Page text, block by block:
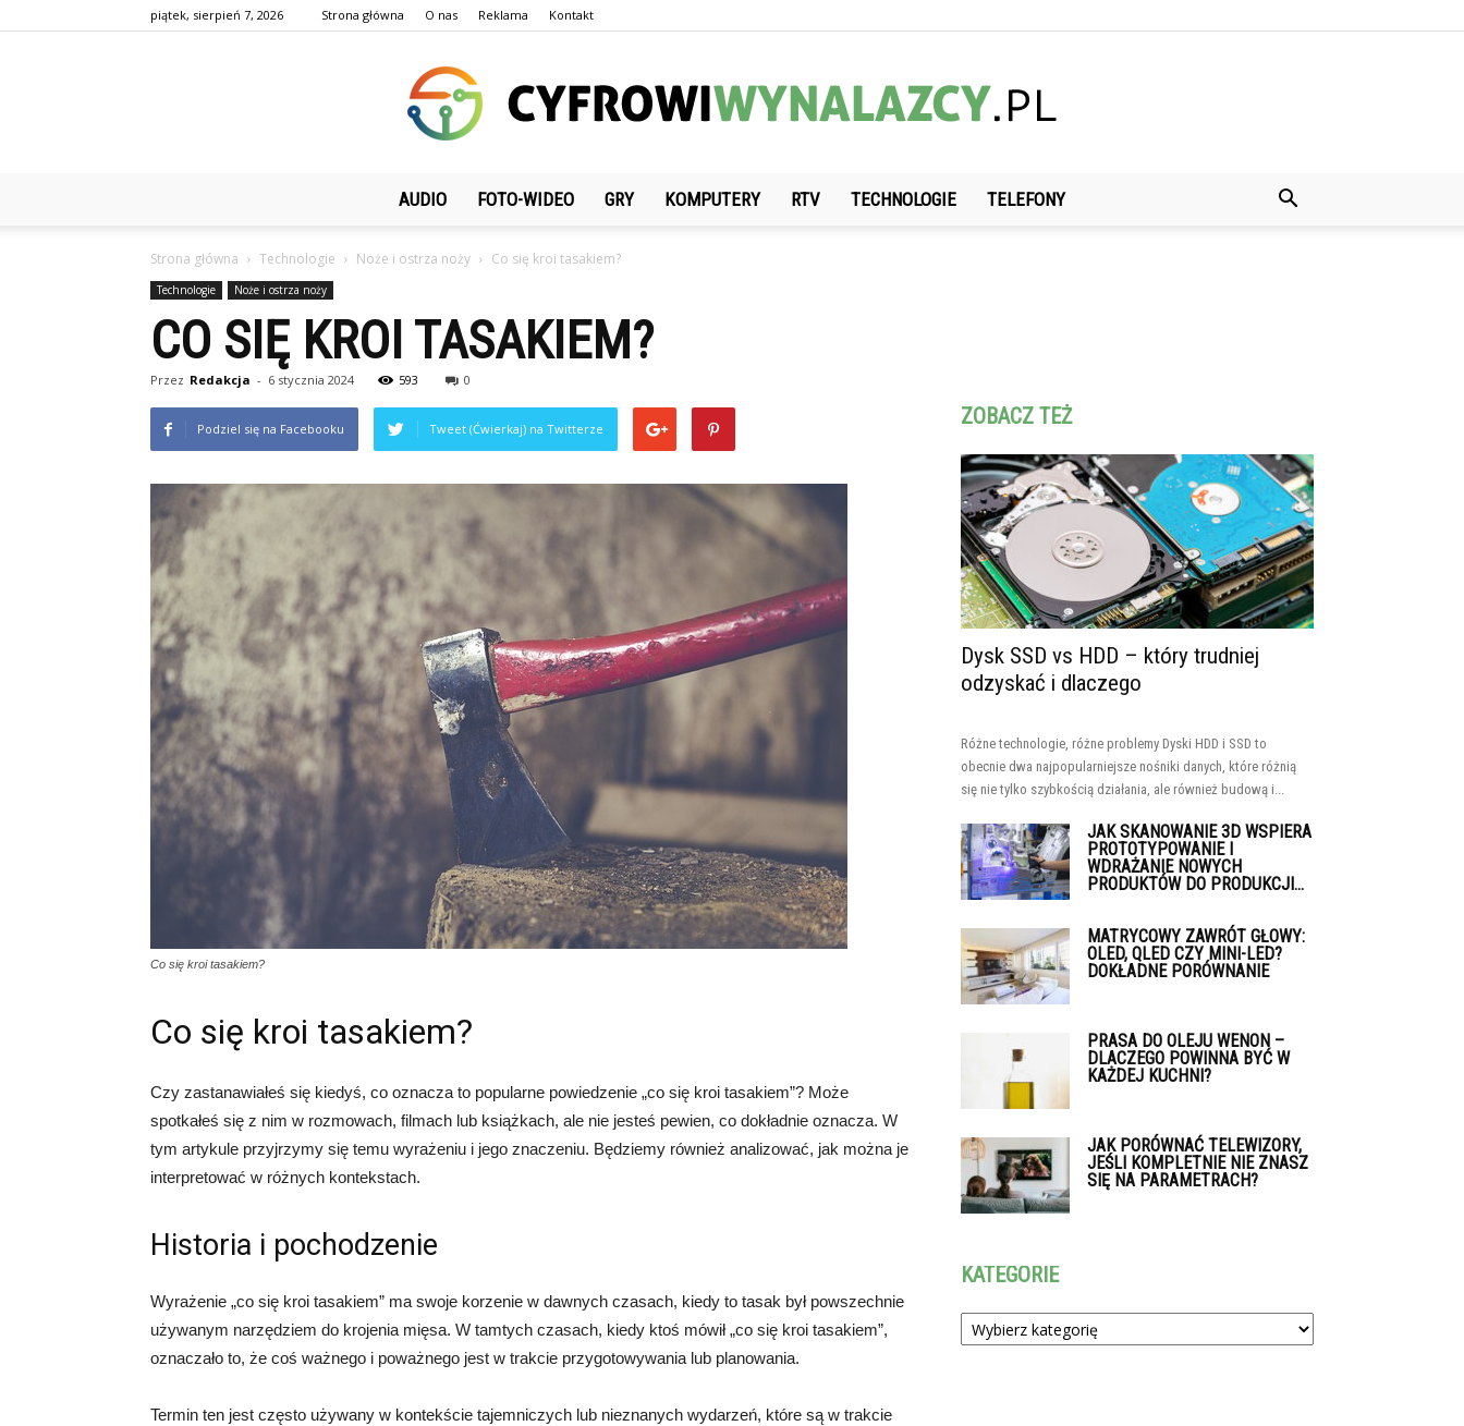
piątek, sierpień 7, 2026 Strona główna O nas Reklama Kontakt
CyfrowiWynalazcy.pl
AUDIO FOTO-WIDEO GRY KOMPUTERY RTV TECHNOLOGIE TELEFONY
Strona główna Technologie Noże i ostrza noży Co się kroi tasakiem?
Technologie Noże i ostrza noży
CO SIĘ KROI TASAKIEM?
Przez Redakcja - 6 stycznia 2024 593 0
Podziel się na Facebooku Tweet (Ćwierkaj) na Twitterze
Co się kroi tasakiem?
Co się kroi tasakiem?
Czy zastanawiałeś się kiedyś, co oznacza to popularne powiedzenie „co się kroi tasakiem”? Może
spotkałeś się z nim w rozmowach, filmach lub książkach, ale nie jesteś pewien, co dokładnie oznacza. W
tym artykule przyjrzymy się temu wyrażeniu i jego znaczeniu. Będziemy również analizować, jak można je
interpretować w różnych kontekstach.
Historia i pochodzenie
Wyrażenie „co się kroi tasakiem” ma swoje korzenie w dawnych czasach, kiedy to tasak był powszechnie
używanym narzędziem do krojenia mięsa. W tamtych czasach, kiedy ktoś mówił „co się kroi tasakiem”,
oznaczało to, że coś ważnego i poważnego jest w trakcie przygotowywania lub planowania.
Termin ten jest często używany w kontekście tajemniczych lub nieznanych wydarzeń, które są w trakcie
ZOBACZ TEŻ
Dysk SSD vs HDD – który trudniej
odzyskać i dlaczego
Różne technologie, różne problemy Dyski HDD i SSD to
obecnie dwa najpopularniejsze nośniki danych, które różnią
się nie tylko szybkością działania, ale również budową i...
JAK SKANOWANIE 3D WSPIERA
PROTOTYPOWANIE I
WDRAŻANIE NOWYCH
PRODUKTÓW DO PRODUKCJI...
MATRYCOWY ZAWRÓT GŁOWY:
OLED, QLED CZY MINI-LED?
DOKŁADNE PORÓWNANIE
PRASA DO OLEJU WENON –
DLACZEGO POWINNA BYĆ W
KAŻDEJ KUCHNI?
JAK PORÓWNAĆ TELEWIZORY,
JEŚLI KOMPLETNIE NIE ZNASZ
SIĘ NA PARAMETRACH?
KATEGORIE
Kategorie